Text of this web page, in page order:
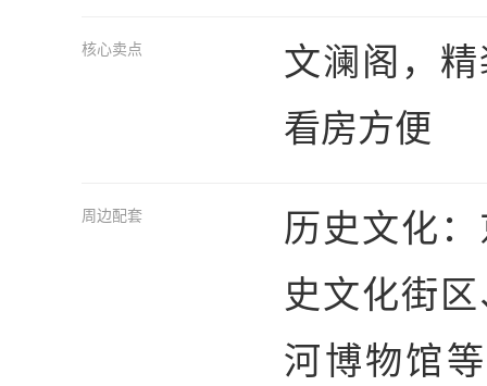
核心卖点
文澜阁，
看房方便
周边配套
历史文化
史文化街
河博物馆